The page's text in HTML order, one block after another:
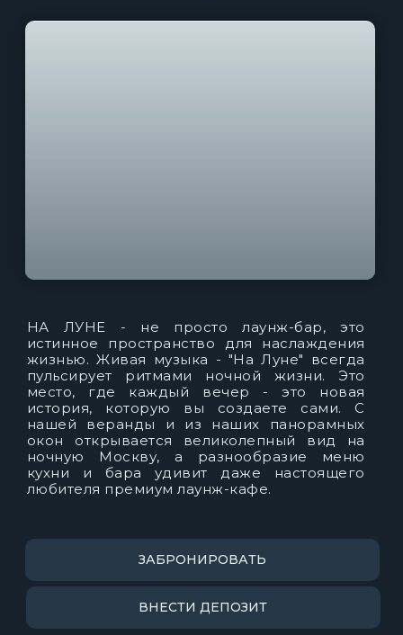
НА ЛУНЕ - не просто лаунж-бар, это
истинное пространство для наслаждения
жизнью. Живая музыка - "На Луне" всегда
пульсирует ритмами ночной жизни. Это
место, где каждый вечер - это новая
история, которую вы создаете сами. С
нашей веранды и из наших панорамных
окон открывается великолепный вид на
ночную Москву, а разнообразие меню
кухни и бара удивит даже настоящего
любителя премиум лаунж-кафе.
ЗАБРОНИРОВАТЬ
ВНЕСТИ ДЕПОЗИТ